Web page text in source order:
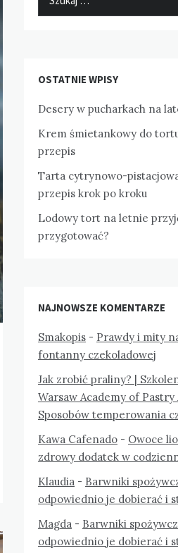
OSTATNIE WPISY
Desery w pucharkach na
Krem śmietankowy do
przepis
Tarta cytrynowo-
przepis krok po kroku
Lodowy tort na letnie
przygotować?
NAJNOWSZE KOMENTARZE
Smakopis - Prawdy i mity
fontanny czekoladowej
Jak zrobić praliny? |
Warsaw Academy of Pastry
Sposobów temperowania
Kawa Cafenado - Owoce
zdrowy dodatek w
Klaudia - Barwniki
odpowiednio je dobierać i
Magda - Barwniki
odpowiednio je dobierać i